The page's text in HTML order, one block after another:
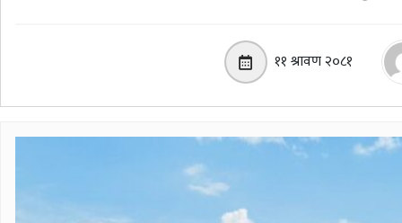
११ श्रावण २०८१